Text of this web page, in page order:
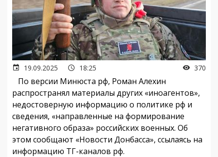
19.09.2025 18:25 370
По версии Минюста рф, Роман Алехин
распространял материалы других «иноагентов»,
недостоверную информацию о политике рф и
сведения, «направленные на формирование
негативного образа» российских военных. Об
этом сообщают «Новости Донбасса», ссылаясь на
информацию ТГ-каналов рф.